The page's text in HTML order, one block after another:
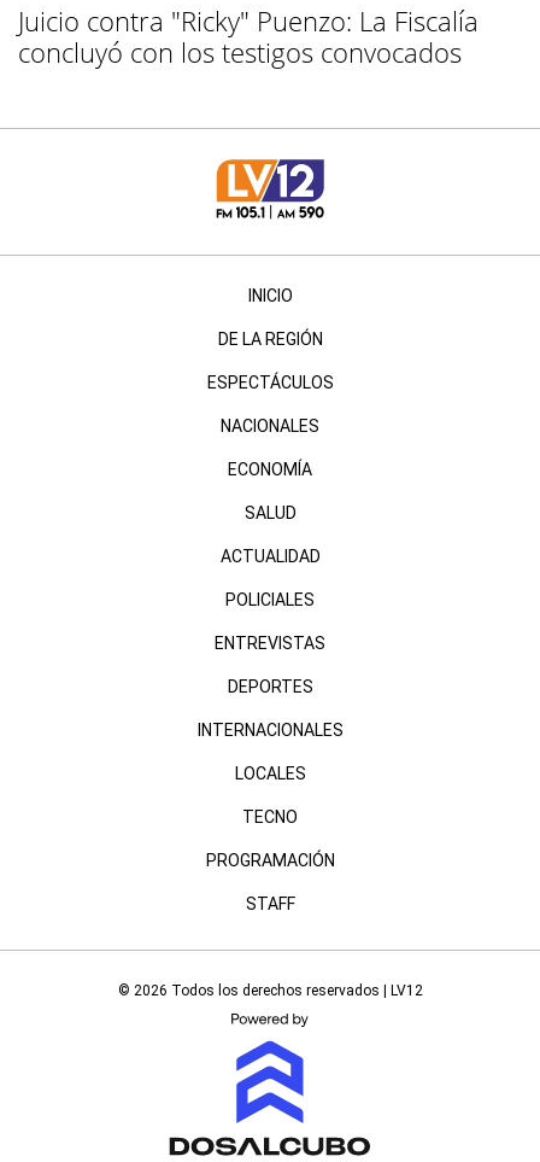
Juicio contra "Ricky" Puenzo: La Fiscalía
concluyó con los testigos convocados
INICIO
DE LA REGIÓN
ESPECTÁCULOS
NACIONALES
ECONOMÍA
SALUD
ACTUALIDAD
POLICIALES
ENTREVISTAS
DEPORTES
INTERNACIONALES
LOCALES
TECNO
PROGRAMACIÓN
STAFF
© 2026 Todos los derechos reservados | LV12